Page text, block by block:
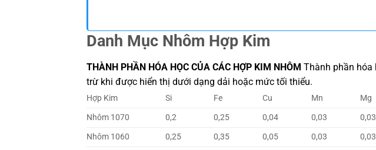
Danh Mục Nhôm Hợp Kim
THÀNH PHẦN HÓA HỌC CỦA CÁC HỢP KIM NHÔM Thành phần hóa
trừ khi được hiển thị dưới dạng dải hoặc mức tối thiểu.
Hợp Kim Si Fe Cu Mn Mg
Nhôm 1070
0,2 0,25 0,04 0,03 0,03
Nhôm 1060
0,25 0,35 0,05 0,03 0,03